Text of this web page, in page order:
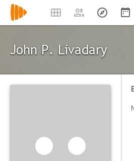
John P. Livadary